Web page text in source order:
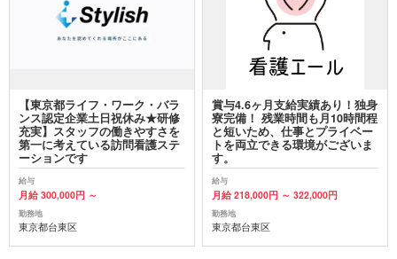
【東京都ライフ・ワーク・バラ
ンス認定企業土日祝休み★研修
充実】スタッフの働きやすさを
第一に考えている訪問看護ステ
ーションです
給与
月給 300,000円 ～
勤務地
東京都台東区
賞与4.6ヶ月支給実績あり！独身
寮完備！ 残業時間も月10時間程
と短いため、仕事とプライベー
トを両立できる環境がございま
す。
給与
月給 218,000円 ～ 322,000円
勤務地
東京都台東区